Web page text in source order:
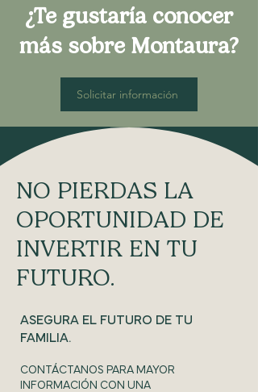
¿Te gustaría conocer
más sobre Montaura?
Solicitar información
NO PIERDAS LA
OPORTUNIDAD DE
INVERTIR EN TU
FUTURO.
ASEGURA EL FUTURO DE TU
FAMILIA.
CONTÁCTANOS PARA MAYOR
INFORMACIÓN CON UNA